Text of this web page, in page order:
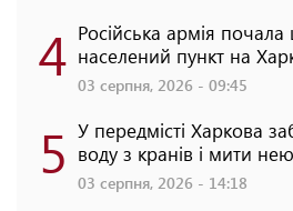
4 Російська армія
населений пункт на
03 серпня, 2026 - 09:45
5 У передмісті Харкова
воду з кранів і мити
03 серпня, 2026 - 14:18